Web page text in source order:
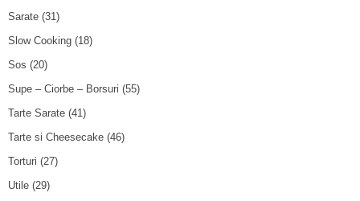
Sarate (31)
Slow Cooking (18)
Sos (20)
Supe – Ciorbe – Borsuri (55)
Tarte Sarate (41)
Tarte si Cheesecake (46)
Torturi (27)
Utile (29)